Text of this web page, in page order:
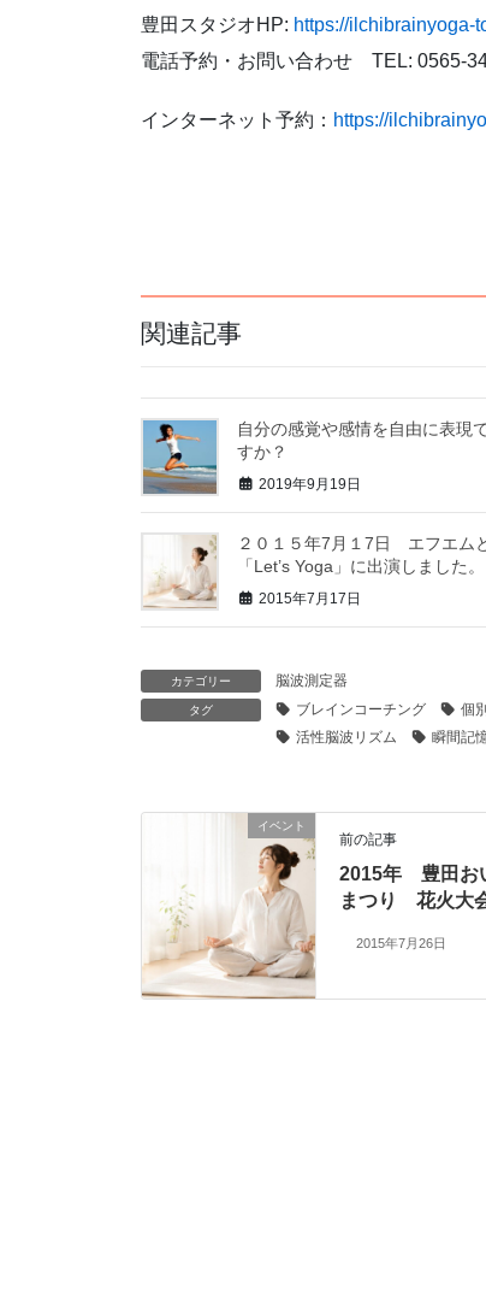
豊田スタジオHP: https://ilchibrainyoga-
電話予約・お問い合わせ TEL: 0565-
インターネット予約： https://
関連記事
自分の感覚や感情を自由に表現
すか？
2019年9月19日
２０１５年7月１7日 エフエム
「Let’s Yoga」に出演しました。
2015年7月17日
カテゴリー 脳波測定器
タグ ブレインコーチング 個
活性脳波リズム
瞬間記
イベント
前の記事
2015年 豊田お
まつり 花火大
2015年7月26日